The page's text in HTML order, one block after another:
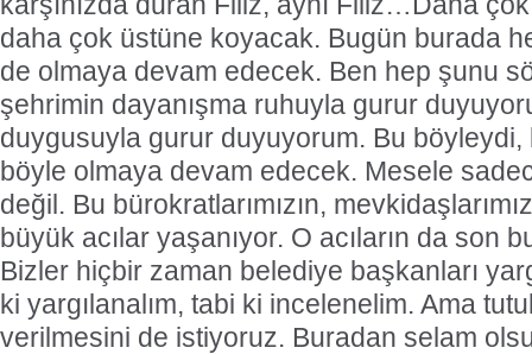
daha çok üstüne koyacak. Bugün burada
de olmaya devam edecek. Ben hep şunu
şehrimin dayanışma ruhuyla gurur
duygusuyla gurur duyuyorum. Bu
böyle olmaya devam edecek. Mesele
değil. Bu bürokratlarımızın,
büyük acılar yaşanıyor. O acıların da son
Bizler hiçbir zaman belediye başkanları
ki yargılanalım, tabi ki incelenelim. Ama
verilmesini de istiyoruz. Buradan selam